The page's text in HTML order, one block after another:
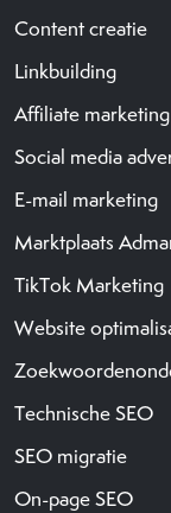
Content creatie
Linkbuilding
Affiliate marketing
Social media
E-mail marketing
Marktplaats
TikTok Marketing
Website
Technische SEO
SEO migratie
On-page SEO